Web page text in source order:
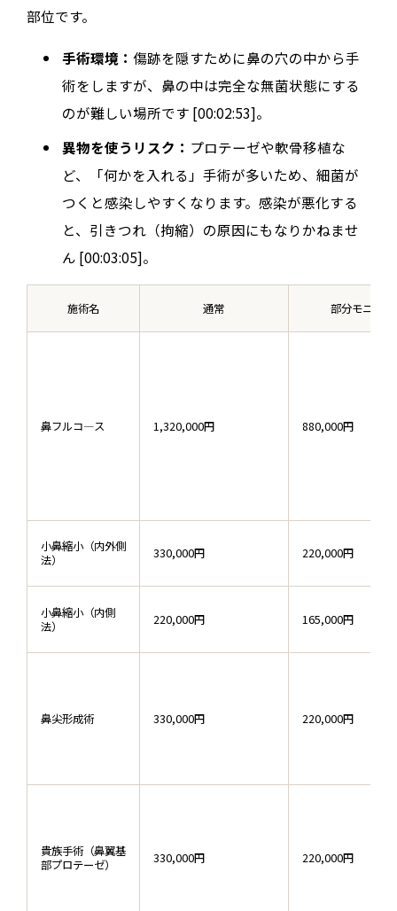
部位です。
手術環境：傷跡を隠すために鼻の穴の中から手
術をしますが、鼻の中は完全な無菌状態にする
のが難しい場所です [00:02:53]。
異物を使うリスク： プロテーゼや軟骨移植な
ど、「何かを入れる」手術が多いため、細菌が
つくと感染しやすくなります。感染が悪化する
と、引きつれ（拘縮）の原因にもなりかねませ
ん [00:03:05]。
施術名 通常 部分モニター
鼻フルコ―ス 1,320,000円 880,000円
小鼻縮小（内外側
法）
330,000円 220,000円
小鼻縮小（内側
法）
220,000円 165,000円
鼻尖形成術 330,000円 220,000円
貴族手術（鼻翼基
部プロテーゼ）
330,000円 220,000円